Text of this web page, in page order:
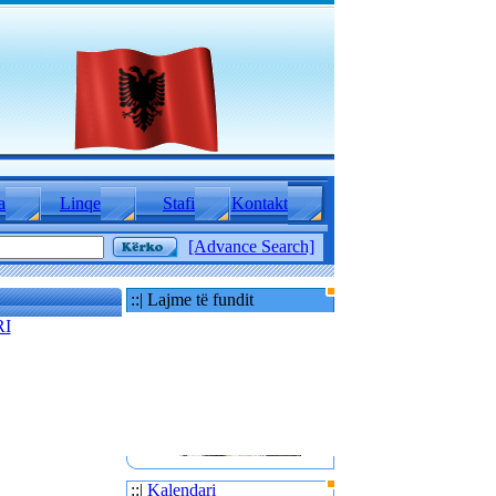
Linqe Stafi Kontakt
[Advance Search]
::| Lajme të fundit
::| Kalendari